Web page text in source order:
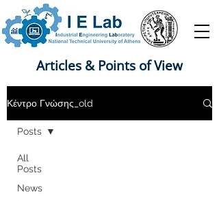
Articles & Points of View
Κέντρο Γνώσης_old
All
Posts
News
Posts